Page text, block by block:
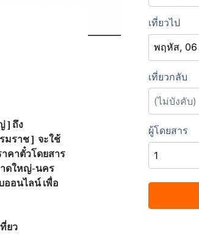
] ถึง
มราช ] จะใช้
าคาตั๋วโดยสาร
ดใหญ่-นคร
ออนไลน์ เพื่อ
ที่ยว